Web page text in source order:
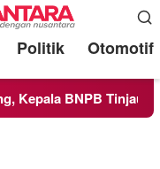
Politik Otomotif
Tinjau Langsung